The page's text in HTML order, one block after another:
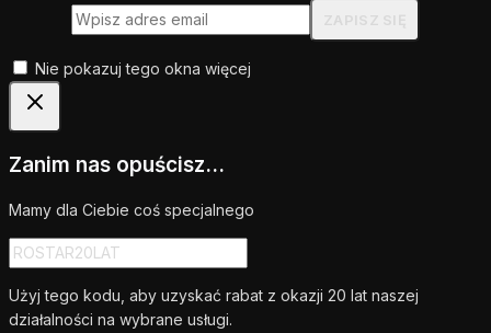
Nie pokazuj tego okna więcej
Zanim nas opuścisz...
Mamy dla Ciebie coś specjalnego
Użyj tego kodu, aby uzyskać rabat z okazji 20 lat naszej
działalności na wybrane usługi.